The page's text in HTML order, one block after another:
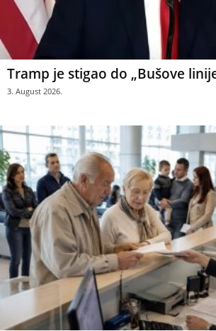
Tramp je stigao do „Bušove
3. August 2026.